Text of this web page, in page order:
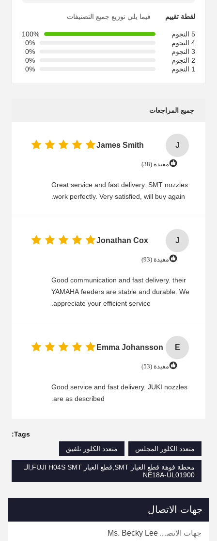
لقطة تقييم فيما يلي توزيع جميع التصنيفات
5 النجوم
100%
4 النجوم
0%
3 النجوم
0%
2 النجوم
0%
1 النجوم
0%
جميع المراجعات
J
James Smith
مفيدة (38)
Great service and fast delivery. SMT nozzles
work perfectly. Very satisfied, will buy again.
J
Jonathan Cox
مفيدة (93)
Good communication and fast delivery. their
YAMAHA feeders are stable and durable. We
appreciate your efficient service.
E
Emma Johansson
مفيدة (53)
Good service and fast delivery. JUKI nozzles
are as described.
Tags:
متعدد الكلور المجلس
متعدد الكلور تلفيق
محطة فوهة قطع الغيار SMT,قطع الغيار FUJI H04S SMT,الـ
NE18A-UL01900
جهات الاتصال
جهات الاتصال: Ms. Becky Lee